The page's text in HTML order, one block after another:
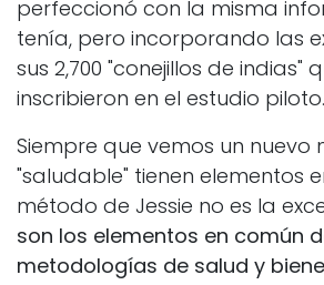
perfeccionó con la misma
tenía, pero incorporando las
sus 2,700 "conejillos de indias"
inscribieron en el estudio piloto.
Siempre que vemos un nuevo
"saludable" tienen elementos
método de Jessie no es la
son los elementos en común
metodologías de salud y